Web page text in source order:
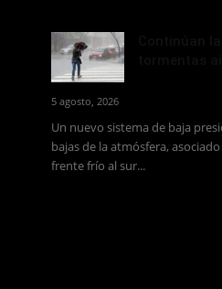
5 agosto, 2026
Un nuevo sistema de baja
bajas de la atmósfera,
frente frío al sur...